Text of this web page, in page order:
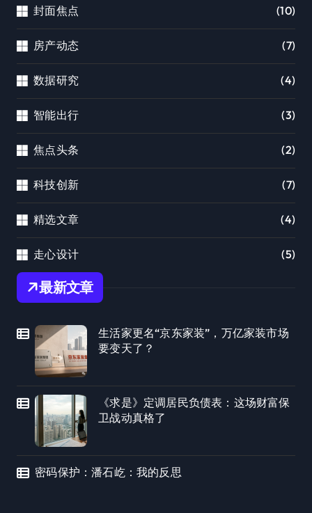
封面焦点 (10)
房产动态 (7)
数据研究 (4)
智能出行 (3)
焦点头条 (2)
科技创新 (7)
精选文章 (4)
走心设计 (5)
最新文章
生活家更名“京东家装”，万亿家装市场
要变天了？
《求是》定调居民负债表：这场财富保
卫战动真格了
密码保护：潘石屹：我的反思